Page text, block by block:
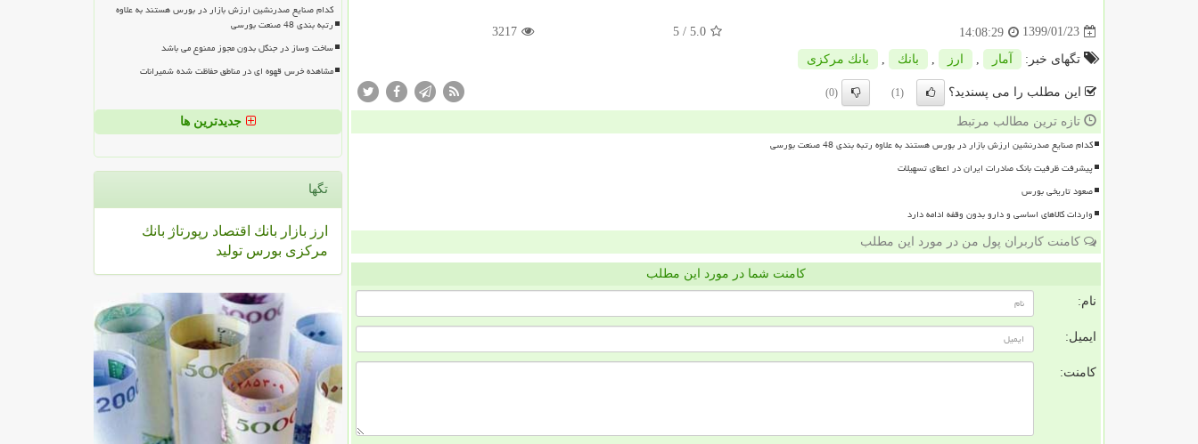
1399/01/23
14:08:29
5.0
/ 5
3217
تگهای خبر: آمار ارز بانك بانك مركزی
این مطلب را می پسندید؟ (1)
(0)
تازه ترین مطالب مرتبط
کدام صنایع صدرنشین ارزش بازار در بورس هستند به علاوه رتبه بندی 48 صنعت بورسی
پیشرفت ظرفیت بانک صادرات ایران در اعطای تسهیلات
صعود تاریخی بورس
واردات کالاهای اساسی و دارو بدون وقفه ادامه دارد
کامنت کاربران پول من در مورد این مطلب
کامنت شما در مورد این مطلب
نام:
ایمیل:
کامنت:
کدام صنایع صدرنشین ارزش بازار در بورس هستند به علاوه
رتبه بندی 48 صنعت بورسی
ساخت وساز در جنگل بدون مجوز ممنوع می باشد
مشاهده خرس قهوه ای در مناطق حفاظت شده شمیرانات
جدیدترین ها
تگها
ارز بازار بانك اقتصاد رپورتاژ بانك
مركزی بورس تولید